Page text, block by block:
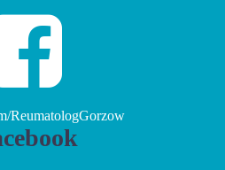
ReumatologGorzow